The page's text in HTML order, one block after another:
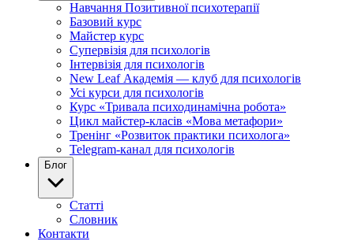
Навчання Позитивної психотерапії
Базовий курс
Майстер курс
Супервізія для психологів
Інтервізія для психологів
New Leaf Академія — клуб для психологів
Усі курси для психологів
Курс «Тривала психодинамічна робота»
Цикл майстер-класів «Мова метафори»
Тренінг «Розвиток практики психолога»
Telegram-канал для психологів
Блог
Статті
Словник
Контакти